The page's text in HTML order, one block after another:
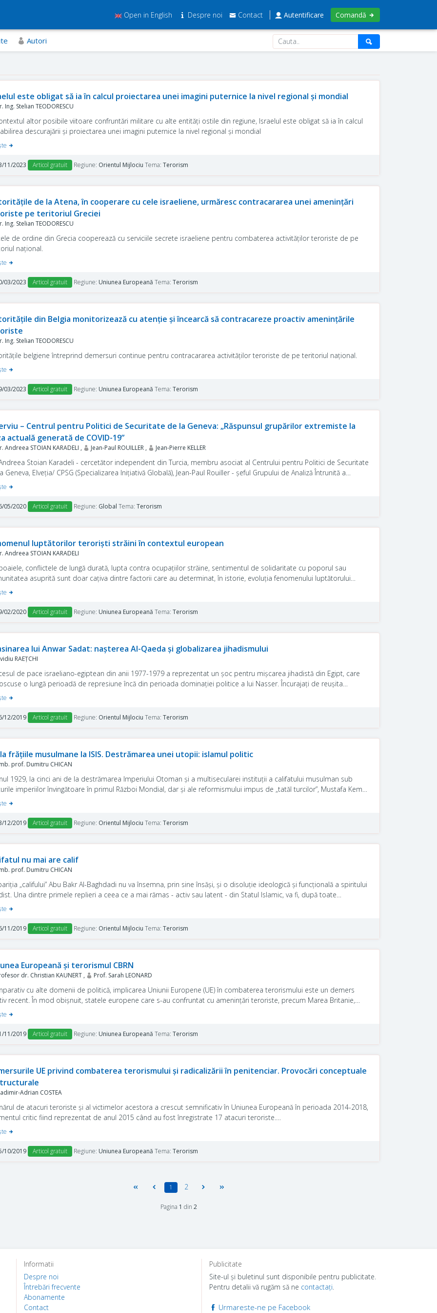
Open in English Despre noi Contact Autentificare Comandă
Autori
este obligat să ia în calcul proiectarea unei imagini puternice la nivel regional și mondial
Ing. Stelian TEODORESCU
altor posibile viitoare confruntări militare cu alte entități ostile din regiune, Israelul este obligat să ia în calcul
descurajării și proiectarea unei imagini puternice la nivel regional și mondial
11/2023 Articol gratuit Regiune: Orientul Mijlociu Tema: Terorism
de la Atena, în cooperare cu cele israeliene, urmăresc contracararea unei amenințări
pe teritoriul Greciei
Ing. Stelian TEODORESCU
de ordine din Grecia cooperează cu serviciile secrete israeliene pentru combaterea activităților teroriste de pe
național.
03/2023 Articol gratuit Regiune: Uniunea Europeană Tema: Terorism
din Belgia monitorizează cu atenție și încearcă să contracareze proactiv amenințările
Ing. Stelian TEODORESCU
belgiene întreprind demersuri continue pentru contracararea activităților teroriste de pe teritoriul național.
03/2023 Articol gratuit Regiune: Uniunea Europeană Tema: Terorism
– Centrul pentru Politici de Securitate de la Geneva: „Răspunsul grupărilor extremiste la
actuală generată de COVID-19”
Andreea STOIAN KARADELI , Jean-Paul ROUILLER , Jean-Pierre KELLER
Stoian Karadeli - cercetător independent din Turcia, membru asociat al Centrului pentru Politici de Securitate
Geneva, Elveția/ CPSG (Specializarea Inițiativă Globală), Jean-Paul Rouiller - șeful Grupului de Analiză Întrunită a
din cadrul Centrului și Jean-Pierre Keller - analist expert și adjunct al Grupului de Analiză Întrunită a
au analizat, în contextul proiectelor lor comune legate de combaterea terorismului, răspunsul grupărilor
la criza generată de COVID-19 și modul în care acestea au profitat de pandemie, într-un interviu acordat
Pulsul Geostrategic.
05/2020 Articol gratuit Regiune: Global Tema: Terorism
luptătorilor teroriști străini în contextul european
Andreea STOIAN KARADELI
conflictele de lungă durată, lupta contra ocupațiilor străine, sentimentul de solidaritate cu poporul sau
asuprită sunt doar cațiva dintre factorii care au determinat, în istorie, evoluția fenomenului luptătorului
Eroii pregătiți să se sacrifice pentru cauze „ nobile” s-au regăsit pe câmpurile de luptă încă de la apariția națiunilor
secolul al XIX-lea în țări precum Grecia, Statele Unite, Spania, Palestina, Afganistan, fosta Iugoslavie și Somalia (Colgan
2011; Hennessy, 2012). Dar aceasta a reprezentat doar prima etapă a fenomenului.
02/2020 Articol gratuit Regiune: Uniunea Europeană Tema: Terorism
lui Anwar Sadat: nașterea Al-Qaeda și globalizarea jihadismului
RAEȚCHI
de pace israeliano-egiptean din anii 1977-1979 a reprezentat un șoc pentru mișcarea jihadistă din Egipt, care
o lungă perioadă de represiune încă din perioada dominației politice a lui Nasser. Încurajați de reușita
islamice din Iran, jihadiștii egipteni – inspirați de ideologul Muhammad Abd al-Salam Faraj și consiliați de
de informații al-Zumar – vor decide asasinarea președintelui Anwar Sadat în timpul paradei militare dedicate
Războiului de Yom Kippur, urmând ca atentatul să fie însoțit de o revoltă populară.
12/2019 Articol gratuit Regiune: Orientul Mijlociu Tema: Terorism
frăţiile musulmane la ISIS. Destrămarea unei utopii: islamul politic
prof. Dumitru CHICAN
1929, la cinci ani de la destrămarea Imperiului Otoman şi a multisecularei instituţii a califatului musulman sub
imperiilor învingătoare în primul Război Mondial, dar şi ale reformismului impus de „tatăl turcilor”, Mustafa Kemal
la Ismailiya, în Egipt, teologul imam Hassan Al-Banna anunţa întemeierea Mişcării Fraţilor Msulmani. Mișcarea se
a fi o formaţiune doctrinară musulmană de luptă împotriva tutelei mandatare a Marii Britanii asupra Egiptului dar
mult decât atât, pentru mobilizarea comunităţii islamice la luptă – la războiul sfânt – cu obiectivul reconstituirii
islamic universal.
12/2019 Articol gratuit Regiune: Orientul Mijlociu Tema: Terorism
nu mai are calif
prof. Dumitru CHICAN
„califului” Abu Bakr Al-Baghdadi nu va însemna, prin sine însăşi, şi o disoluţie ideologică şi funcţională a spiritului
Una dintre primele replieri a ceea ce a mai rămas - activ sau latent - din Statul Islamic, va fi, după toate
(şi după canoanele moştenite încă din califatul islamic medieval), aceea a succesiunii, respectiv a învestirii
urmaş.
11/2019 Articol gratuit Regiune: Orientul Mijlociu Tema: Terorism
Europeană și terorismul CBRN
dr. Christian KAUNERT , Prof. Sarah LEONARD
cu alte domenii de politică, implicarea Uniunii Europene (UE) în combaterea terorismului este un demers
recent. În mod obișnuit, statele europene care s-au confruntat cu amenințări teroriste, precum Marea Britanie,
Spania și Germania de Vest au soluționat problemele independent. Unul dintre motivele principale pentru care nu
cooperare între statele UE a fost opinia comună conform căreia fiecare stat se confrunta cu amenințări diferite,
ce necesita soluţii diferite.
11/2019 Articol gratuit Regiune: Uniunea Europeană Tema: Terorism
UE privind combaterea terorismului și radicalizării în penitenciar. Provocări conceptuale
Adrian COSTEA
de atacuri teroriste și al victimelor acestora a crescut semnificativ în Uniunea Europeană în perioada 2014-2018,
critic fiind reprezentat de anul 2015 când au fost înregistrate 17 atacuri teroriste.
ne la status quo-ul UE în ultimii ani, articolul se raportează la fenomenul radicalizării în universul carceral,
să surprindă noile provocări cu care se confruntă UE și statele membre în cadrul procesului de prevenire și
a terorismului.
10/2019 Articol gratuit Regiune: Uniunea Europeană Tema: Terorism
1 2
Pagina 1 din 2
Informatii
Despre noi
Întrebări frecvente
Abonamente
Contact
Publicitate
Site-ul şi buletinul sunt disponibile pentru publicitate.
Pentru detalii vă rugăm să ne contactaţi.
Urmareste-ne pe Facebook